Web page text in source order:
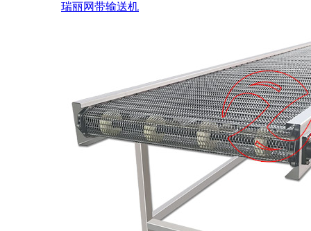
瑞丽网带输送机